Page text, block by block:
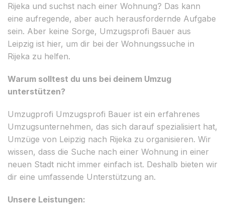
Rijeka und suchst nach einer Wohnung? Das kann
eine aufregende, aber auch herausfordernde Aufgabe
sein. Aber keine Sorge, Umzugsprofi Bauer aus
Leipzig ist hier, um dir bei der Wohnungssuche in
Rijeka zu helfen.
Warum solltest du uns bei deinem Umzug
unterstützen?
Umzugprofi Umzugsprofi Bauer ist ein erfahrenes
Umzugsunternehmen, das sich darauf spezialisiert hat,
Umzüge von Leipzig nach Rijeka zu organisieren. Wir
wissen, dass die Suche nach einer Wohnung in einer
neuen Stadt nicht immer einfach ist. Deshalb bieten wir
dir eine umfassende Unterstützung an.
Unsere Leistungen: